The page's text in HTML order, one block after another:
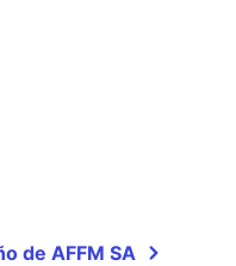
de AFFM SA